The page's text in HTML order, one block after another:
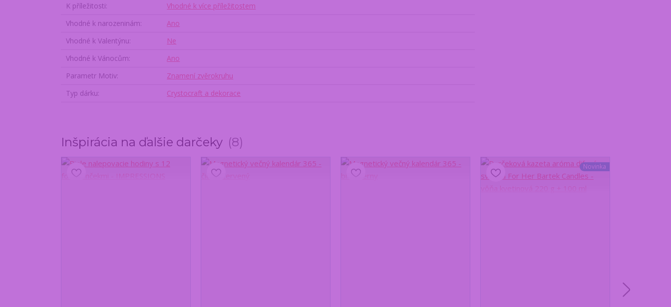
K příležitosti
Vhodné k více příležitostem
Vhodné k narozeninám
Ano
Vhodné k Valentýnu
Ne
Vhodné k Vánocům
Ano
Parametr Motiv
Znamení zvěrokruhu
Typ dárku
Crystocraft a dekorace
Inšpirácia na ďalšie darčeky 8
Novinka